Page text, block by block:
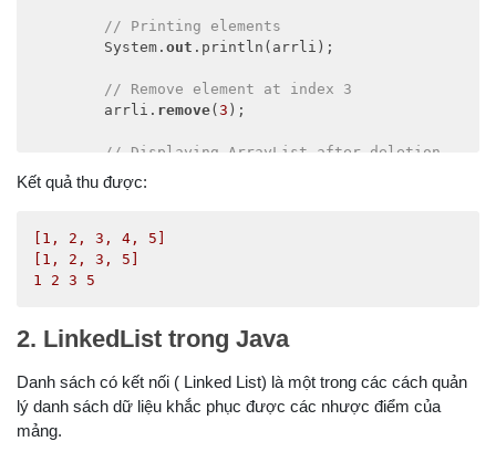
// Printing elements
        System.
out .println(arrli);
// Remove element at index 3
        arrli.
remove( 3 );
// Displaying ArrayList after deletion
        System.
for
int
Kết quả thu được:
[1, 2 , 3 , 4 , 5
[1,
2 , 3 , 5
1
2 3 5
2. LinkedList trong Java
Danh sách có kết nối ( Linked List) là một trong các cách quản
lý danh sách dữ liệu khắc phục được các nhược điểm của
mảng.